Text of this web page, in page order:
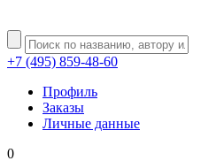
+7 (495) 859-48-60
Профиль
Заказы
Личные данные
0